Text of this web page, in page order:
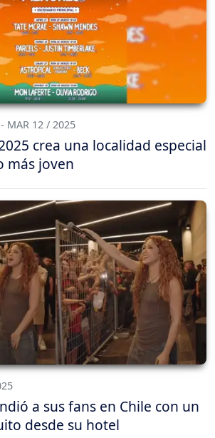
MAR 12 / 2025
crea una localidad especial
más joven
a sus fans en Chile con un
desde su hotel